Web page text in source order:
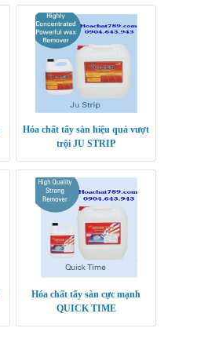
Hóa chất tẩy sàn hiệu quả vượt
trội JU STRIP
Hóa chất tẩy sàn cực mạnh
QUICK TIME